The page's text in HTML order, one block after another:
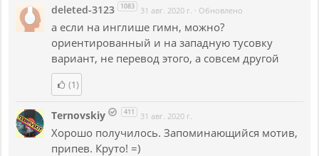
deleted-3123 1083 31 авг. 2020 г. · Обновлено
а если на инглише гимн, можно?
ориентированный и на западную тусовку
вариант, не перевод этого, а совсем другой
(1)
Ternovskiy 411 31 авг. 2020 г.
Хорошо получилось. Запоминающийся мотив,
припев. Круто! =)